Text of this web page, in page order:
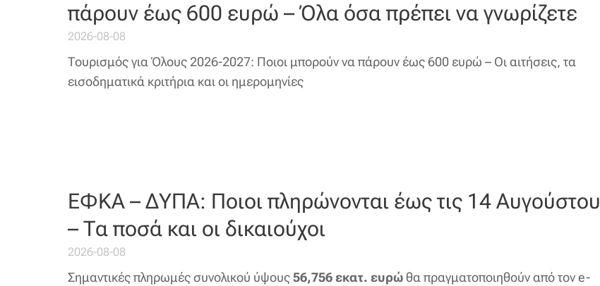
πάρουν έως 600 ευρώ – Όλα όσα πρέπει να γνωρίζετε
2026-08-08
Τουρισμός για Όλους 2026-2027: Ποιοι μπορούν να πάρουν έως 600 ευρώ – Οι αιτήσεις, τα
εισοδηματικά κριτήρια και οι ημερομηνίες
ΕΦΚΑ – ΔΥΠΑ: Ποιοι πληρώνονται έως τις 14 Αυγούστου
– Τα ποσά και οι δικαιούχοι
2026-08-08
Σημαντικές πληρωμές συνολικού ύψους56,756 εκατ. ευρώθα πραγματοποιηθούν από τον e-